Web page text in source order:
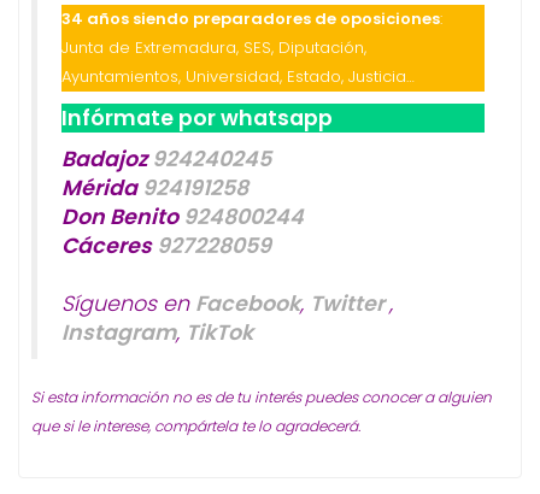
34 años siendo preparadores de oposiciones:
Junta de Extremadura, SES, Diputación,
Ayuntamientos, Universidad, Estado, Justicia…
Infórmate por whatsapp
Badajoz924240245
Mérida 924191258
Don Benito 924800244
Cáceres 927228059
Síguenos en Facebook, Twitter,
Instagram, TikTok
Si esta información no es de tu interés puedes conocer a alguien
que si le interese, compártela te lo agradecerá.